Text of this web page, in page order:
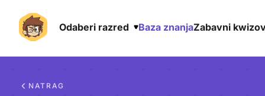
Odaberi razred Baza znanjaZabavni
NATRAG